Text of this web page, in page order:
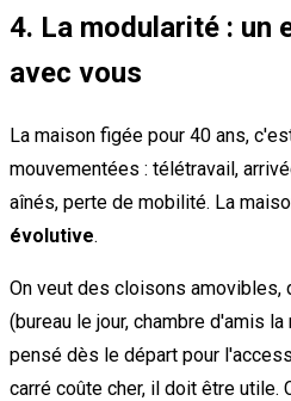
4. La modularité : un
avec vous
La maison figée pour 40 ans,
mouvementées : télétravail,
aînés, perte de mobilité. La
évolutive.
On veut des cloisons amovibles,
(bureau le jour, chambre d'amis
pensé dès le départ pour
carré coûte cher, il doit être utile.